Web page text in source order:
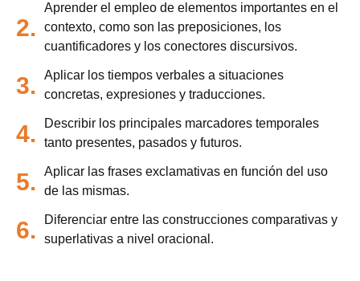
2.
Aprender el empleo de elementos importantes en el
contexto, como son las preposiciones, los
cuantificadores y los conectores discursivos.
3.
Aplicar los tiempos verbales a situaciones
concretas, expresiones y traducciones.
4.
Describir los principales marcadores temporales
tanto presentes, pasados y futuros.
5.
Aplicar las frases exclamativas en función del uso
de las mismas.
6.
Diferenciar entre las construcciones comparativas y
superlativas a nivel oracional.